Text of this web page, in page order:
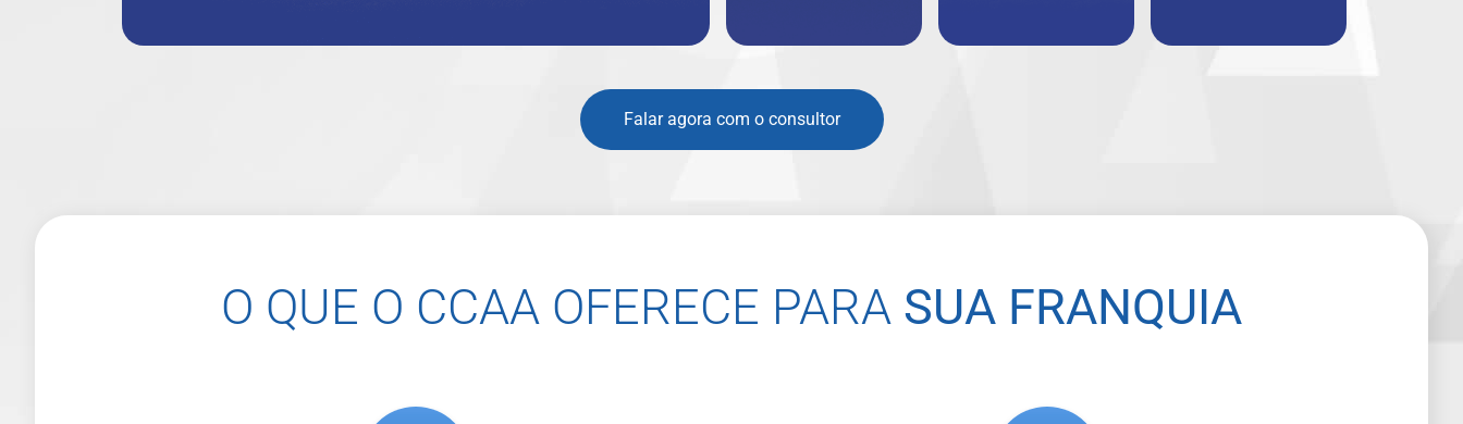
Falar agora com o consultor
O QUE O CCAA OFERECE PARA SUA FRANQUIA